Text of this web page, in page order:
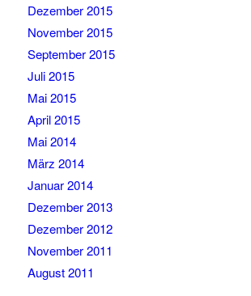
Dezember 2015
November 2015
September 2015
Juli 2015
Mai 2015
April 2015
Mai 2014
März 2014
Januar 2014
Dezember 2013
Dezember 2012
November 2011
August 2011